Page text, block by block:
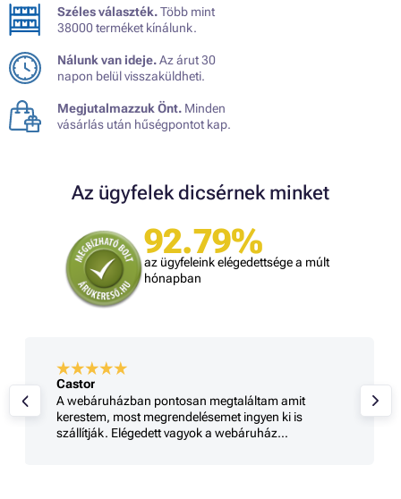
Széles választék.Több mint
38000 terméket kínálunk.
Nálunk van ideje.Az árut 30
napon belül visszaküldheti.
Megjutalmazzuk Önt. Minden
vásárlás után hűségpontot kap.
Az ügyfelek dicsérnek minket
92.79%
az ügyfeleink elégedettsége a múlt
hónapban
Castor
A webáruházban pontosan megtaláltam amit
kerestem, most megrendelésemet ingyen ki is
szállítják. Elégedett vagyok a webáruház